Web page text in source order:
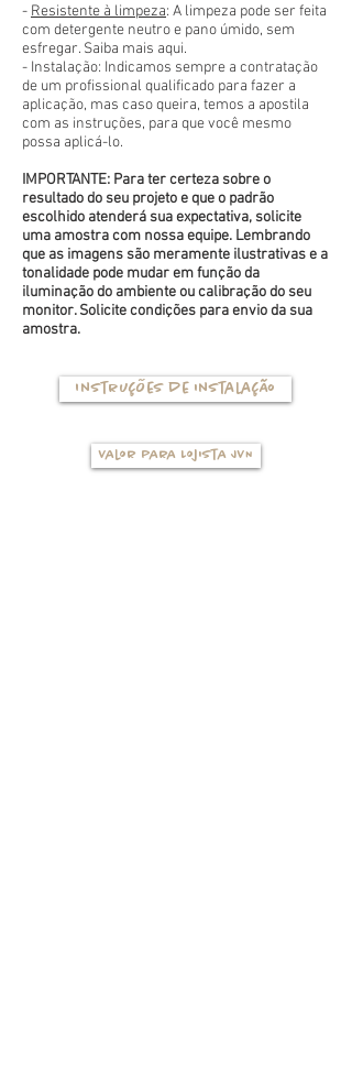
- Resistente à limpeza: A limpeza pode ser feita
com detergente neutro e pano úmido, sem
esfregar. Saiba mais aqui.
- Instalação: Indicamos sempre a contratação
de um profissional qualificado para fazer a
aplicação, mas caso queira, temos a apostila
com as instruções, para que você mesmo
possa aplicá-lo.
IMPORTANTE: Para ter certeza sobre o
resultado do seu projeto e que o padrão
escolhido atenderá sua expectativa, solicite
uma amostra com nossa equipe. Lembrando
que as imagens são meramente ilustrativas e a
tonalidade pode mudar em função da
iluminação do ambiente ou calibração do seu
monitor. Solicite condições para envio da sua
amostra.
Instruções de instalação
Valor para Lojista JVN